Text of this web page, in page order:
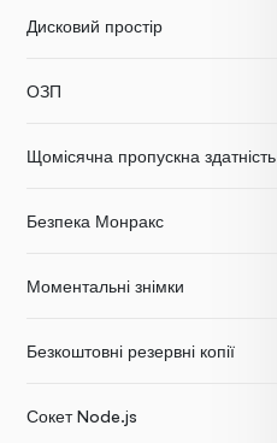
Дисковий простір
ОЗП
Щомісячна пропускна здатність
Безпека Монракс
Моментальні знімки
Безкоштовні резервні копії
Сокет Node.js